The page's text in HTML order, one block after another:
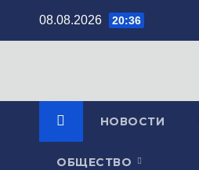
08.08.2026 20:36
НОВОСТИ
ОБЩЕСТВО